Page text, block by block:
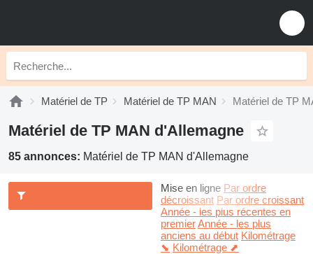
Matériel de TP Matériel de TP MAN Matériel de TP
Matériel de TP MAN d'Allemagne
85 annonces: Matériel de TP MAN d'Allemagne
Mise en ligne Par ordre
décroissant Par ordre croissant
Année - les plus récentes en
premierAnnée - les plus
anciens au début Kilométrage
⬊ Kilométrage ⬈